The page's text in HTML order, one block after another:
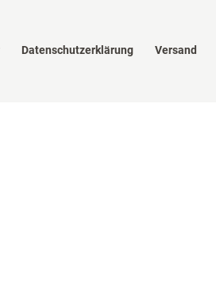
Datenschutzerklärung Versand